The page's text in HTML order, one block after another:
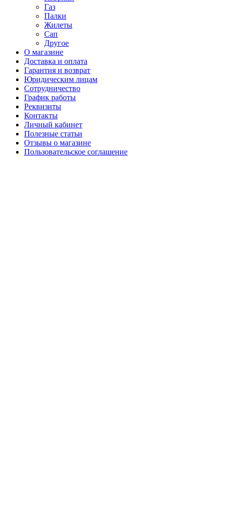
Газ
Палки
Жилеты
Сап
Другое
О магазине
Доставка и оплата
Гарантия и возврат
Юридическим лицам
Сотрудничество
График работы
Реквизиты
Контакты
Личный кабинет
Полезные статьи
Отзывы о магазине
Пользовательское соглашение